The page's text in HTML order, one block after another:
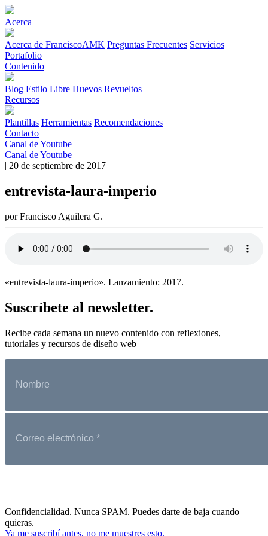
Acerca
Acerca de FranciscoAMK Preguntas Frecuentes Servicios
Portafolio
Contenido
Blog Estilo Libre Huevos Revueltos
Recursos
Plantillas Herramientas Recomendaciones
Contacto
Canal de Youtube
Canal de Youtube
| 20 de septiembre de 2017
entrevista-laura-imperio
por Francisco Aguilera G.
«entrevista-laura-imperio». Lanzamiento: 2017.
Suscríbete al newsletter.
Recibe cada semana un nuevo contenido con reflexiones,
tutoriales y recursos de diseño web
Confidencialidad. Nunca SPAM. Puedes darte de baja cuando
quieras.
Ya me suscribí antes, no me muestres esto.